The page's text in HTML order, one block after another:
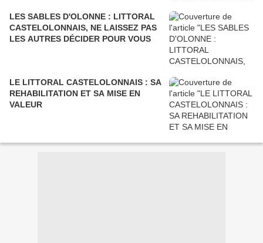
LES SABLES D'OLONNE : LITTORAL
CASTELOLONNAIS, NE LAISSEZ PAS
LES AUTRES DÉCIDER POUR VOUS
LE LITTORAL CASTELOLONNAIS : SA
REHABILITATION ET SA MISE EN
VALEUR